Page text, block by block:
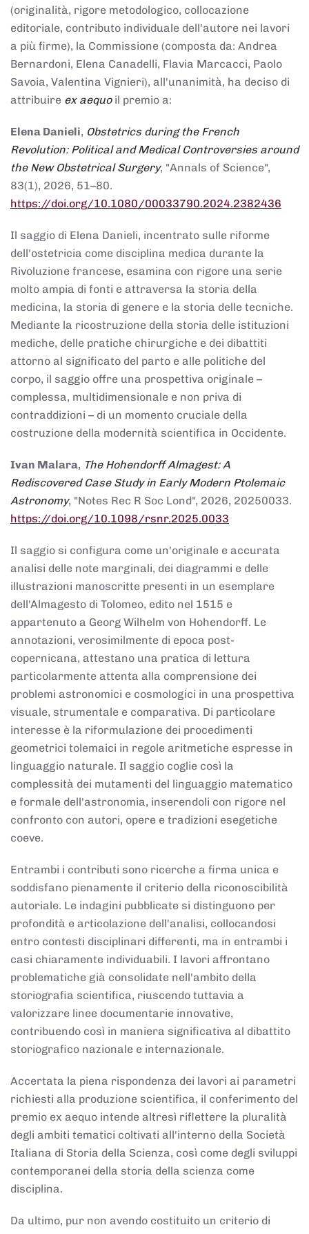
(originalità, rigore metodologico, collocazione
editoriale, contributo individuale dell'autore nei lavori
a più firme), la Commissione (composta da: Andrea
Bernardoni, Elena Canadelli, Flavia Marcacci, Paolo
Savoia, Valentina Vignieri), all'unanimità, ha deciso di
attribuire ex aequoil premio a:
Elena Danieli, Obstetrics during the French
Revolution: Political and Medical Controversies around
the New Obstetrical Surgery, "Annals of Science",
83(1), 2026, 51–80.
https://doi.org/10.1080/00033790.2024.2382436
Il saggio di Elena Danieli, incentrato sulle riforme
dell'ostetricia come disciplina medica durante la
Rivoluzione francese, esamina con rigore una serie
molto ampia di fonti e attraversa la storia della
medicina, la storia di genere e la storia delle tecniche.
Mediante la ricostruzione della storia delle istituzioni
mediche, delle pratiche chirurgiche e dei dibattiti
attorno al significato del parto e alle politiche del
corpo, il saggio offre una prospettiva originale –
complessa, multidimensionale e non priva di
contraddizioni – di un momento cruciale della
costruzione della modernità scientifica in Occidente.
Ivan Malara, The Hohendorff Almagest: A
Rediscovered Case Study in Early Modern Ptolemaic
Astronomy, "Notes Rec R Soc Lond", 2026, 20250033.
https://doi.org/10.1098/rsnr.2025.0033
Il saggio si configura come un'originale e accurata
analisi delle note marginali, dei diagrammi e delle
illustrazioni manoscritte presenti in un esemplare
dell'Almagesto di Tolomeo, edito nel 1515 e
appartenuto a Georg Wilhelm von Hohendorff. Le
annotazioni, verosimilmente di epoca post-
copernicana, attestano una pratica di lettura
particolarmente attenta alla comprensione dei
problemi astronomici e cosmologici in una prospettiva
visuale, strumentale e comparativa. Di particolare
interesse è la riformulazione dei procedimenti
geometrici tolemaici in regole aritmetiche espresse in
linguaggio naturale. Il saggio coglie così la
complessità dei mutamenti del linguaggio matematico
e formale dell'astronomia, inserendoli con rigore nel
confronto con autori, opere e tradizioni esegetiche
coeve.
Entrambi i contributi sono ricerche a firma unica e
soddisfano pienamente il criterio della riconoscibilità
autoriale. Le indagini pubblicate si distinguono per
profondità e articolazione dell'analisi, collocandosi
entro contesti disciplinari differenti, ma in entrambi i
casi chiaramente individuabili. I lavori affrontano
problematiche già consolidate nell'ambito della
storiografia scientifica, riuscendo tuttavia a
valorizzare linee documentarie innovative,
contribuendo così in maniera significativa al dibattito
storiografico nazionale e internazionale.
Accertata la piena rispondenza dei lavori ai parametri
richiesti alla produzione scientifica, il conferimento del
premio ex aequo intende altresì riflettere la pluralità
degli ambiti tematici coltivati all'interno della Società
Italiana di Storia della Scienza, così come degli sviluppi
contemporanei della storia della scienza come
disciplina.
Da ultimo, pur non avendo costituito un criterio di